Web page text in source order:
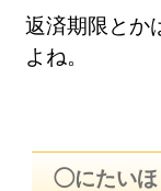
返済期限とか
よね。
◯にたいほ